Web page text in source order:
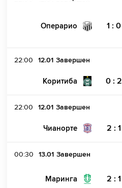
Операрио 1 : 0
22:00 12.01 Завершен
Коритиба 0 : 2
22:00 12.01 Завершен
Чианорте 2 : 1
00:30 13.01 Завершен
Маринга 2 : 1